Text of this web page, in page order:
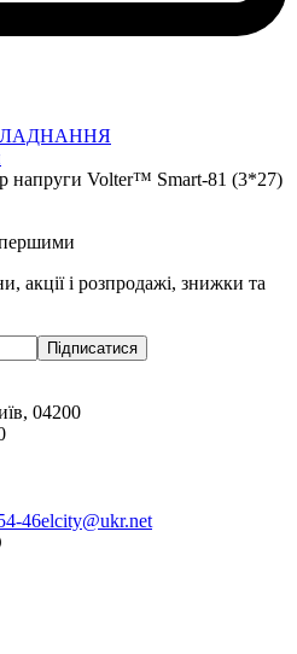
напруги Volter™ Smart-81 (3*27)
першими
акції і розпродажі, знижки та
Підписатися
04200
46elcity@ukr.net